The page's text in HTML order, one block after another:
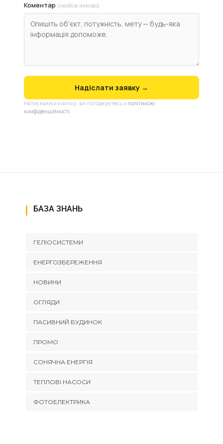
Коментар (необов'язково)
Надіслати заявку →
Натискаючи кнопку, ви погоджуєтесь з політикою
конфіденційності
БАЗА ЗНАНЬ
ГЕЛІОСИСТЕМИ
ЕНЕРГОЗБЕРЕЖЕННЯ
НОВИНИ
ОГЛЯДИ
ПАСИВНИЙ БУДИНОК
ПРОМО
СОНЯЧНА ЕНЕРГІЯ
ТЕПЛОВІ НАСОСИ
ФОТОЕЛЕКТРИКА